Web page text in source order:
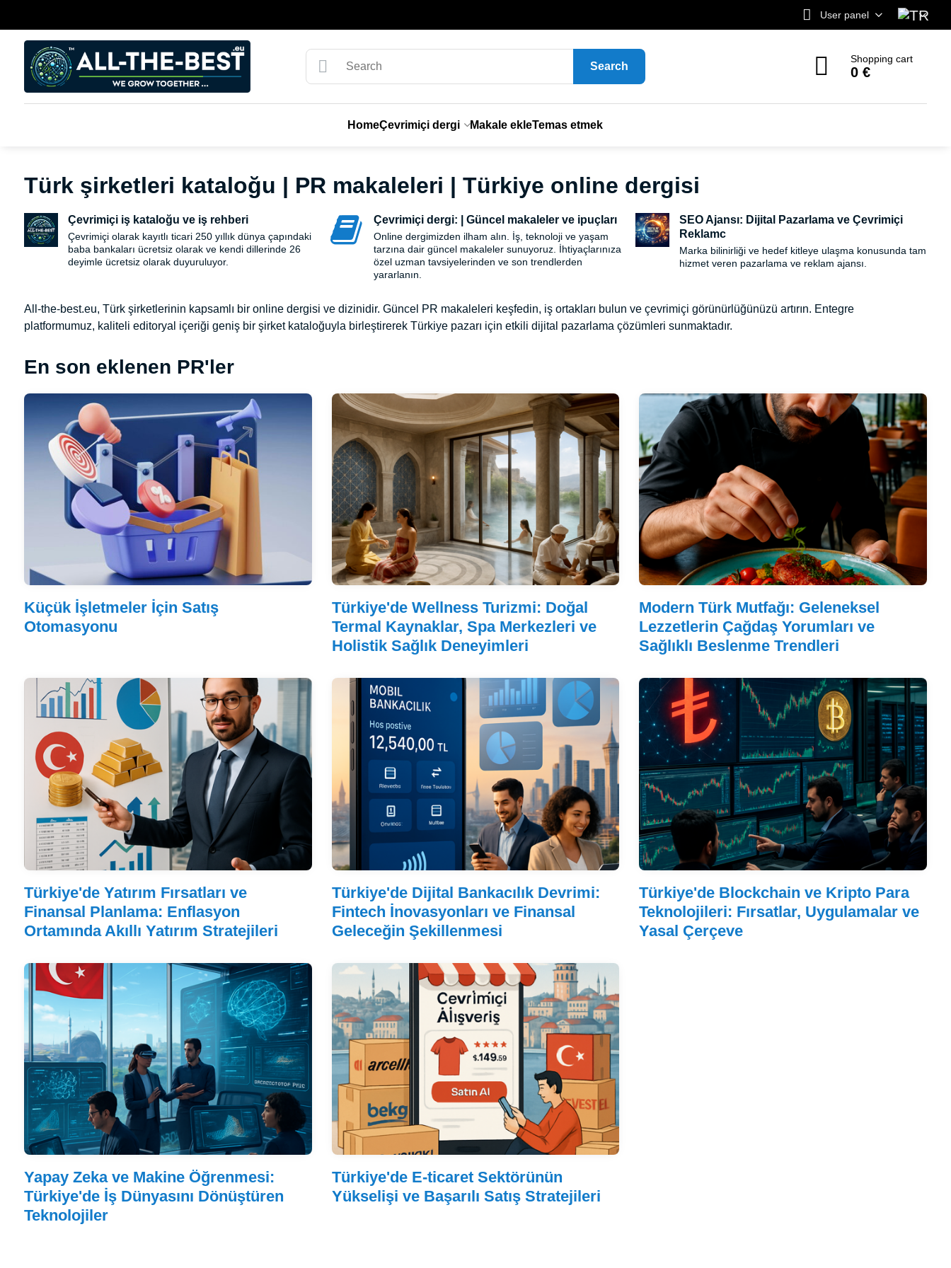
User panel
Search
Shopping cart
0 €
HomeÇevrimiçi dergi Makale ekleTemas etmek
Türk şirketleri kataloğu | PR makaleleri | Türkiye online dergisi
Çevrimiçi iş kataloğu ve iş rehberi
Çevrimiçi olarak kayıtlı ticari 250 yıllık dünya çapındaki
baba bankaları ücretsiz olarak ve kendi dillerinde 26
deyimle ücretsiz olarak duyuruluyor.
Çevrimiçi dergi: | Güncel makaleler ve ipuçları
Online dergimizden ilham alın. İş, teknoloji ve yaşam
tarzına dair güncel makaleler sunuyoruz. İhtiyaçlarınıza
özel uzman tavsiyelerinden ve son trendlerden
yararlanın.
SEO Ajansı: Dijital Pazarlama ve Çevrimiçi
Reklamc
Marka bilinirliği ve hedef kitleye ulaşma konusunda tam
hizmet veren pazarlama ve reklam ajansı.
All-the-best.eu, Türk şirketlerinin kapsamlı bir online dergisi ve dizinidir. Güncel PR makaleleri keşfedin, iş ortakları bulun ve çevrimiçi görünürlüğünüzü artırın. Entegre
platformumuz, kaliteli editoryal içeriği geniş bir şirket kataloğuyla birleştirerek Türkiye pazarı için etkili dijital pazarlama çözümleri sunmaktadır.
En son eklenen PR'ler
Küçük İşletmeler İçin Satış
Otomasyonu
Türkiye'de Wellness Turizmi: Doğal
Termal Kaynaklar, Spa Merkezleri ve
Holistik Sağlık Deneyimleri
Modern Türk Mutfağı: Geleneksel
Lezzetlerin Çağdaş Yorumları ve
Sağlıklı Beslenme Trendleri
Türkiye'de Yatırım Fırsatları ve
Finansal Planlama: Enflasyon
Ortamında Akıllı Yatırım Stratejileri
Türkiye'de Dijital Bankacılık Devrimi:
Fintech İnovasyonları ve Finansal
Geleceğin Şekillenmesi
Türkiye'de Blockchain ve Kripto Para
Teknolojileri: Fırsatlar, Uygulamalar ve
Yasal Çerçeve
Yapay Zeka ve Makine Öğrenmesi:
Türkiye'de İş Dünyasını Dönüştüren
Teknolojiler
Türkiye'de E-ticaret Sektörünün
Yükselişi ve Başarılı Satış Stratejileri